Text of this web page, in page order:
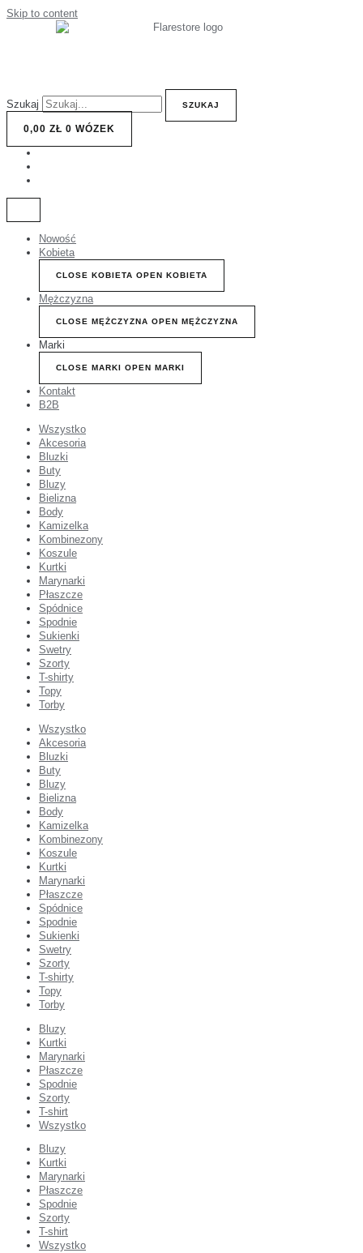
Skip to content
Szukaj SZUKAJ
0,00 ZŁ 0 WÓZEK
Nowość
Kobieta
CLOSE KOBIETA OPEN KOBIETA
Mężczyzna
CLOSE MĘŻCZYZNA OPEN MĘŻCZYZNA
Marki
CLOSE MARKI OPEN MARKI
Kontakt
B2B
Wszystko
Akcesoria
Bluzki
Buty
Bluzy
Bielizna
Body
Kamizelka
Kombinezony
Koszule
Kurtki
Marynarki
Płaszcze
Spódnice
Spodnie
Sukienki
Swetry
Szorty
T-shirty
Topy
Torby
Wszystko
Akcesoria
Bluzki
Buty
Bluzy
Bielizna
Body
Kamizelka
Kombinezony
Koszule
Kurtki
Marynarki
Płaszcze
Spódnice
Spodnie
Sukienki
Swetry
Szorty
T-shirty
Topy
Torby
Bluzy
Kurtki
Marynarki
Płaszcze
Spodnie
Szorty
T-shirt
Wszystko
Bluzy
Kurtki
Marynarki
Płaszcze
Spodnie
Szorty
T-shirt
Wszystko